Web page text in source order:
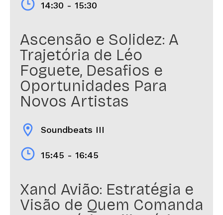
14:30 - 15:30
Ascensão e Solidez: A
Trajetória de Léo
Foguete, Desafios e
Oportunidades Para
Novos Artistas
location_on Soundbeats III
15:45 - 16:45
Xand Avião: Estratégia e
Visão de Quem Comanda